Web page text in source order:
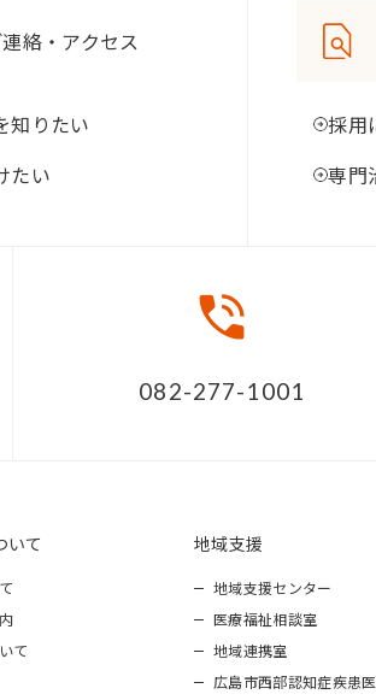
絡・アクセス
知りたい
たい
採用
専門
082-277-1001
いて
て
地域支援
地域支援センター
医療福祉相談室
地域連携室
広島市西部認知症疾患